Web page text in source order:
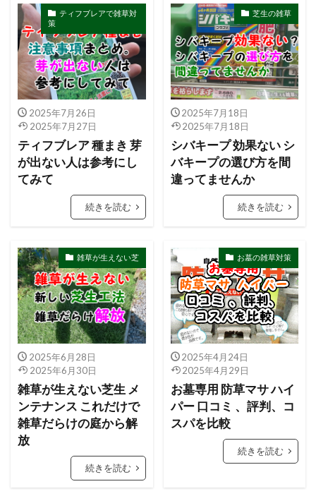
ティフブレアで雑草対
策
2025年7月26日
2025年7月27日
ティフブレア 種まき 芽
が出ない人は参考にし
てみて
続きを読む
芝生の雑草
2025年7月18日
2025年7月18日
シバキープ 効果ない シ
バキープの選び方を間
違ってませんか
続きを読む
雑草が生えない芝
2025年6月28日
2025年6月30日
雑草が生えない芝生 メ
ンテナンス これだけで
雑草だらけの庭から解
放
続きを読む
お墓の雑草対策
2025年4月24日
2025年4月29日
お墓専用 防草マサ ハイ
パー 口コミ 、評判、コ
スパを比較
続きを読む